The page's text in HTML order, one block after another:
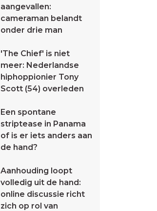
aangevallen:
cameraman belandt
onder drie man
'The Chief' is niet
meer: Nederlandse
hiphoppionier Tony
Scott (54) overleden
Een spontane
striptease in Panama
of is er iets anders aan
de hand?
Aanhouding loopt
volledig uit de hand:
online discussie richt
zich op rol van